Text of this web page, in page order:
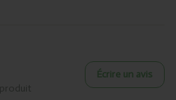
Écrire un avis